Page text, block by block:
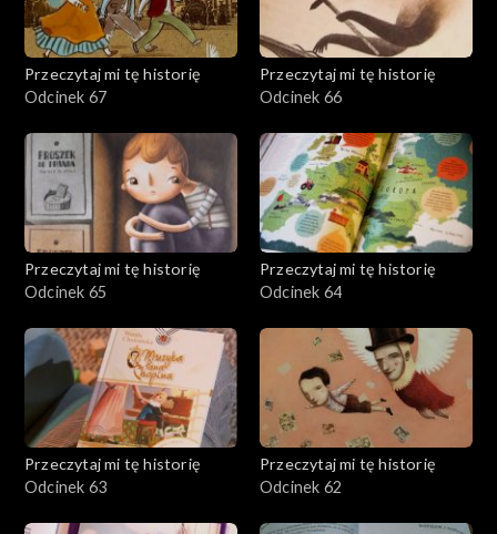
Przeczytaj mi tę historię
Odcinek 67
Przeczytaj mi tę historię
Odcinek 66
Przeczytaj mi tę historię
Odcinek 65
Przeczytaj mi tę historię
Odcinek 64
Przeczytaj mi tę historię
Odcinek 63
Przeczytaj mi tę historię
Odcinek 62